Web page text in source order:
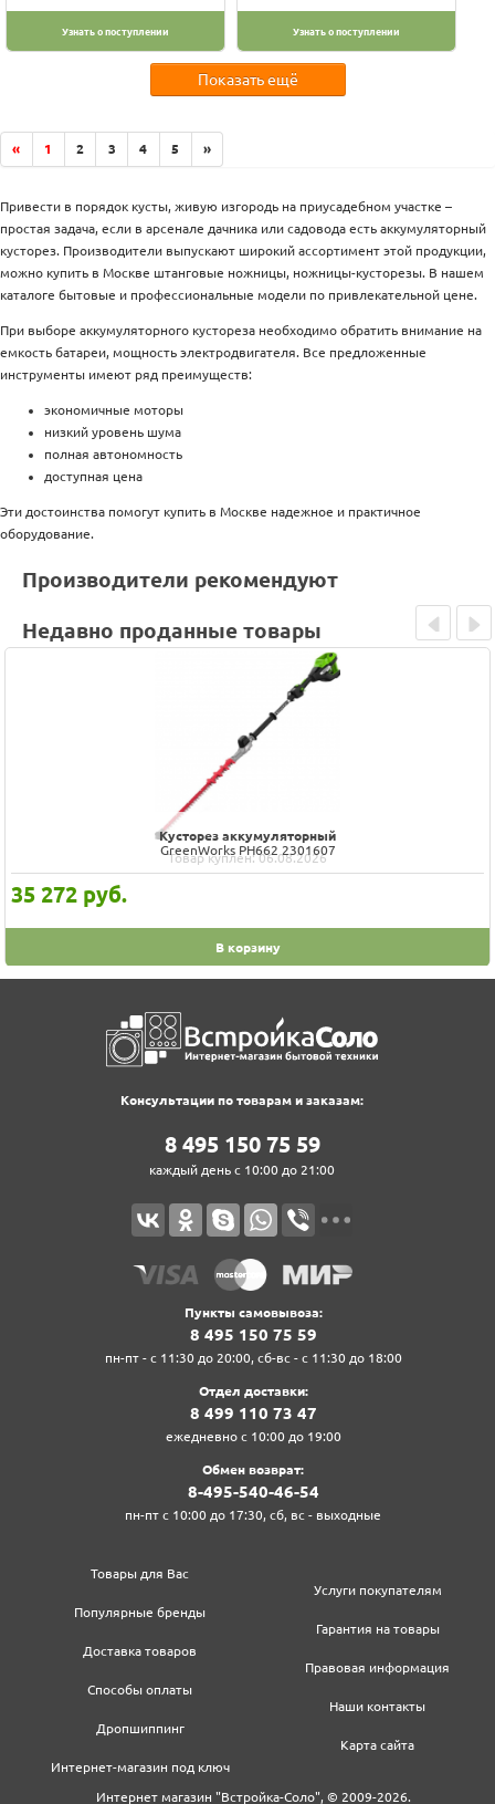
Узнать о поступлении Узнать о поступлении
Показать ещё
« 1 2 3 4 5 »
Привести в порядок кусты, живую изгородь на приусадебном участке –
простая задача, если в арсенале дачника или садовода есть аккумуляторный
кусторез. Производители выпускают широкий ассортимент этой продукции,
можно купить в Москве штанговые ножницы, ножницы-кусторезы. В нашем
каталоге бытовые и профессиональные модели по привлекательной цене.
При выборе аккумуляторного кустореза необходимо обратить внимание на
емкость батареи, мощность электродвигателя. Все предложенные
инструменты имеют ряд преимуществ:
экономичные моторы
низкий уровень шума
полная автономность
доступная цена
Эти достоинства помогут купить в Москве надежное и практичное
оборудование.
Производители рекомендуют
Недавно проданные товары
Кусторез аккумуляторный
GreenWorks PH662 2301607
Товар куплен: 06.08.2026
35 272 руб.
В корзину
Prev Next
Консультации по товарам и заказам:
8‍ 4‍9‍5‍ 1‍5‍0‍ 7‍5‍ 5‍9‍
каждый день с 10:00 до 21:00
Пункты самовывоза:
8‍ 4‍9‍5‍ 1‍5‍0‍ 7‍5‍ 5‍9‍
пн-пт - с 11:30 до 20:00, сб-вс - с 11:30 до 18:00
Отдел доставки:
8‍ 4‍9‍9‍ 1‍1‍0‍ 7‍3‍ 4‍7‍
ежедневно с 10:00 до 19:00
Обмен возврат:
8‍-4‍9‍5‍-5‍4‍0‍-4‍6‍-5‍4‍
пн-пт с 10:00 до 17:30, сб, вс - выходные
Товары для Вас
Популярные бренды
Доставка товаров
Способы оплаты
Дропшиппинг
Интернет-магазин под ключ
Услуги покупателям
Гарантия на товары
Правовая информация
Наши контакты
Карта сайта
Интернет магазин "Встройка-Соло", © 2009-2026.